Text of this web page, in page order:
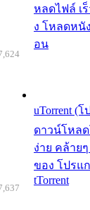
หลดไฟล์ เ
ง โหลดหนั
อน
uTorrent (
ดาวน์โหลด
ง่าย คล้าย
ของ โปรแ
tTorrent